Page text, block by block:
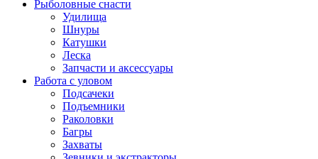
Рыболовные снасти
Удилища
Шнуры
Катушки
Леска
Запчасти и аксессуары
Работа с уловом
Подсачеки
Подъемники
Раколовки
Багры
Захваты